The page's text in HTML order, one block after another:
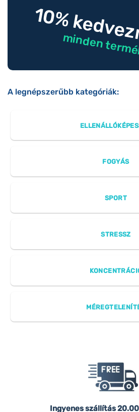
10%minden
A legnépszerűbb kategóriák:
FOGYÁS
SPORT
STRESSZ
Ingyenes szállítás